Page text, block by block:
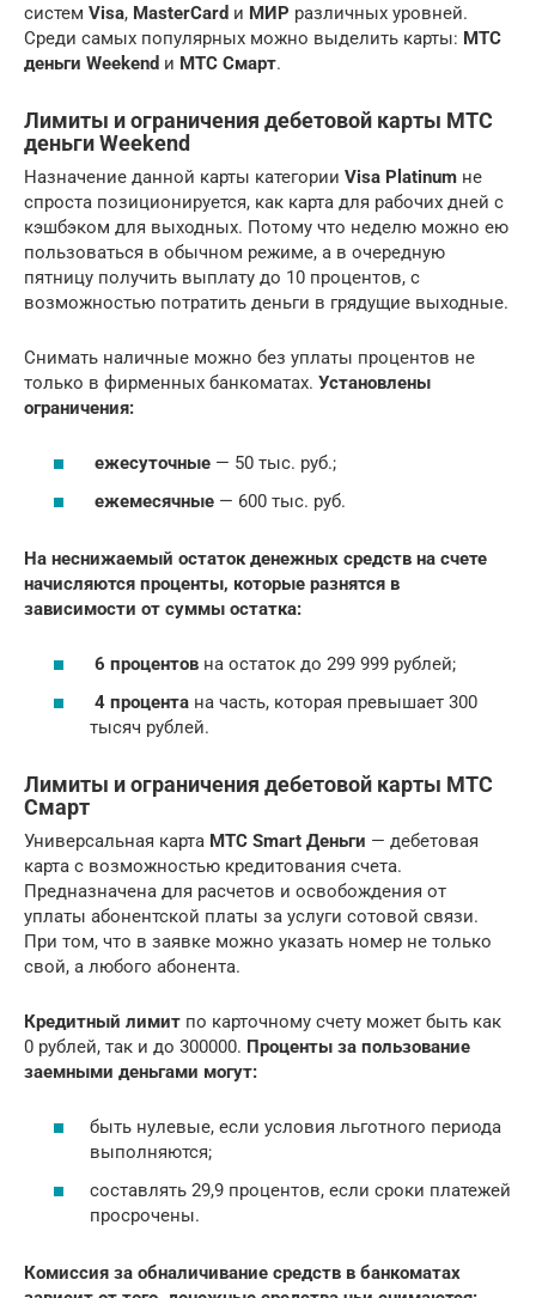
систем Visa, MasterCard и МИР различных уровней.
Среди самых популярных можно выделить карты: МТС
деньги Weekend и МТС Смарт.
Лимиты и ограничения дебетовой карты МТС
деньги Weekend
Назначение данной карты категории Visa Platinum не
спроста позиционируется, как карта для рабочих дней с
кэшбэком для выходных. Потому что неделю можно ею
пользоваться в обычном режиме, а в очередную
пятницу получить выплату до 10 процентов, с
возможностью потратить деньги в грядущие выходные.
Снимать наличные можно без уплаты процентов не
только в фирменных банкоматах. Установлены
ограничения:
ежесуточные — 50 тыс. руб.;
ежемесячные — 600 тыс. руб.
На неснижаемый остаток денежных средств на счете
начисляются проценты, которые разнятся в
зависимости от суммы остатка:
6 процентов на остаток до 299 999 рублей;
4 процента на часть, которая превышает 300
тысяч рублей.
Лимиты и ограничения дебетовой карты МТС
Смарт
Универсальная карта МТС Smart Деньги — дебетовая
карта с возможностью кредитования счета.
Предназначена для расчетов и освобождения от
уплаты абонентской платы за услуги сотовой связи.
При том, что в заявке можно указать номер не только
свой, а любого абонента.
Кредитный лимит по карточному счету может быть как
0 рублей, так и до 300000. Проценты за пользование
заемными деньгами могут:
быть нулевые, если условия льготного периода
выполняются;
составлять 29,9 процентов, если сроки платежей
просрочены.
Комиссия за обналичивание средств в банкоматах